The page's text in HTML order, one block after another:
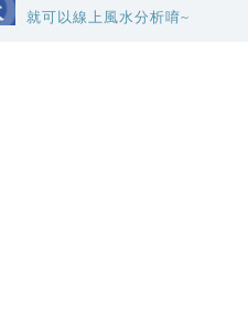
就可以線上風水分析唷~